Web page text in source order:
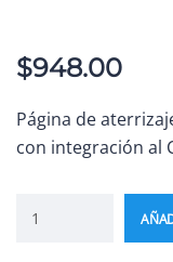
$948.00
Página de
con integración al